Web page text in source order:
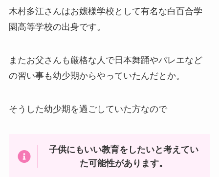
木村多江さんはお嬢様学校として有名な白百合学
園高等学校の出身です。
またお父さんも厳格な人で日本舞踊やバレエなど
の習い事も幼少期からやっていたんだとか。
そうした幼少期を過ごしていた方なので
子供にもいい教育をしたいと考えてい
た可能性があります。